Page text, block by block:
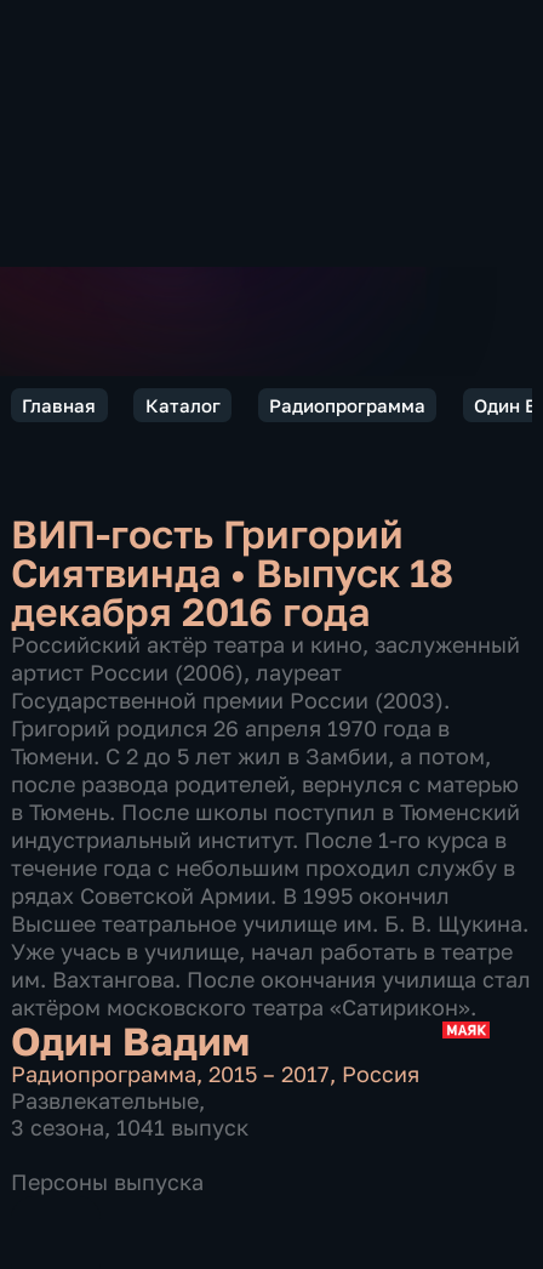
Главная Каталог Радиопрограмма Один
ВИП-гость Григорий
Сиятвинда •Выпуск 18
декабря 2016 года
Российский актёр театра и кино, заслуженный
артист России (2006), лауреат
Государственной премии России (2003).
Григорий родился 26 апреля 1970 года в
Тюмени. С 2 до 5 лет жил в Замбии, а потом,
после развода родителей, вернулся с матерью
в Тюмень. После школы поступил в Тюменский
индустриальный институт. После 1-го курса в
течение года с небольшим проходил службу в
рядах Советской Армии. В 1995 окончил
Высшее театральное училище им. Б. В. Щукина.
Уже учась в училище, начал работать в театре
им. Вахтангова. После окончания училища стал
актёром московского театра «Сатирикон».
Один Вадим
Радиопрограмма,2015 – 2017, Россия
Развлекательные,
3 сезона, 1041 выпуск
Персоны выпуска